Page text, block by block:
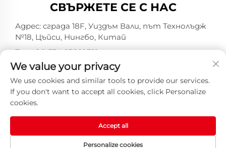
СВЪРЖЕТЕ СЕ С НАС
Адрес: сграда 18F, Уиздъм Вали, път Технолъдж
№18, Цъйси, Нингбо, Китай
Тел.:+86-574-23660321
Имейл: [email protected]
Всички права запазени © 2025 от Индустриална
компания Хуаншан DRX ООД -Политика за
We value your privacy
We use cookies and similar tools to provide our services.
If you don't want to accept all cookies, click Personalize
cookies.
Personalize cookies
Accept all